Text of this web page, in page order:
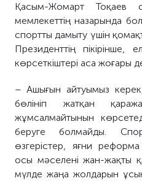
Қасым-Жомарт Тоқаев
мемлекеттің назарында
спортты дамыту үшін
Президенттің пікірінше,
көрсеткіштері аса жоғары
– Ашығын айтуымыз
бөлініп жатқан
жұмсалмайтынын
беруге болмайды.
өзгерістер, яғни реформа
осы мәселені жан-жақты
мүлде жаңа жолдарын